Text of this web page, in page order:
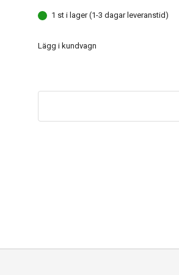
1 st i lager (1-3 dagar leveranstid)
Lägg i kundvagn